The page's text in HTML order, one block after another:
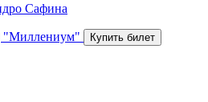
Сафина